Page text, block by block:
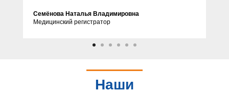
Семёнова Наталья Владимировна
Медицинский регистратор
Наши